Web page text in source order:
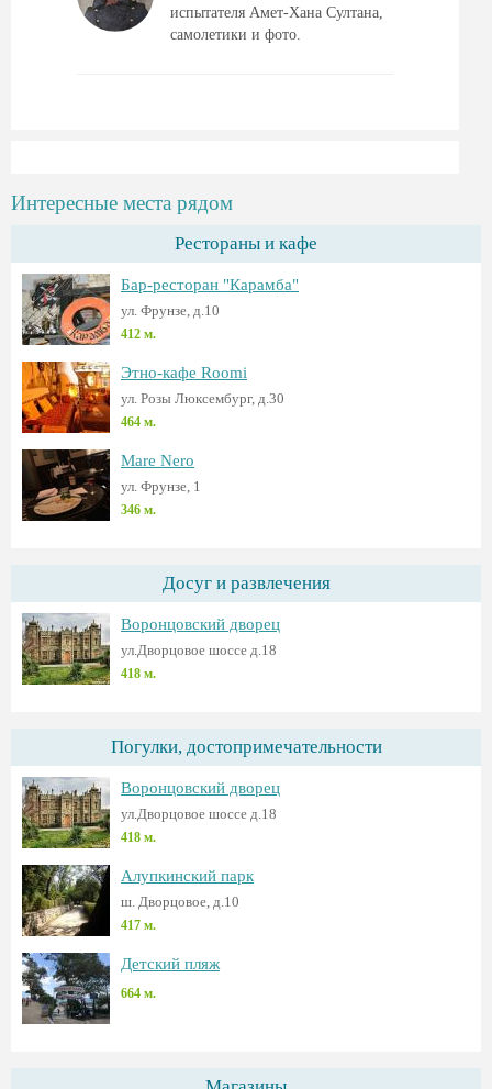
испытателя Амет-Хана Султана,
самолетики и фото.
Интересные места рядом
Рестораны и кафе
Бар-ресторан "Карамба"
ул. Фрунзе, д.10
412 м.
Этно-кафе Roomi
ул. Розы Люксембург, д.30
464 м.
Mare Nero
ул. Фрунзе, 1
346 м.
Досуг и развлечения
Воронцовский дворец
ул.Дворцовое шоссе д.18
418 м.
Погулки, достопримечательности
Воронцовский дворец
ул.Дворцовое шоссе д.18
418 м.
Алупкинский парк
ш. Дворцовое, д.10
417 м.
Детский пляж
664 м.